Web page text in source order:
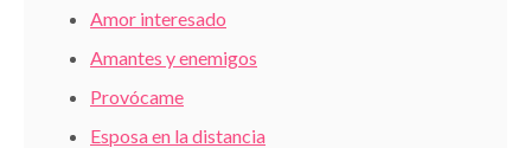
Amor interesado
Amantes y enemigos
Provócame
Esposa en la distancia